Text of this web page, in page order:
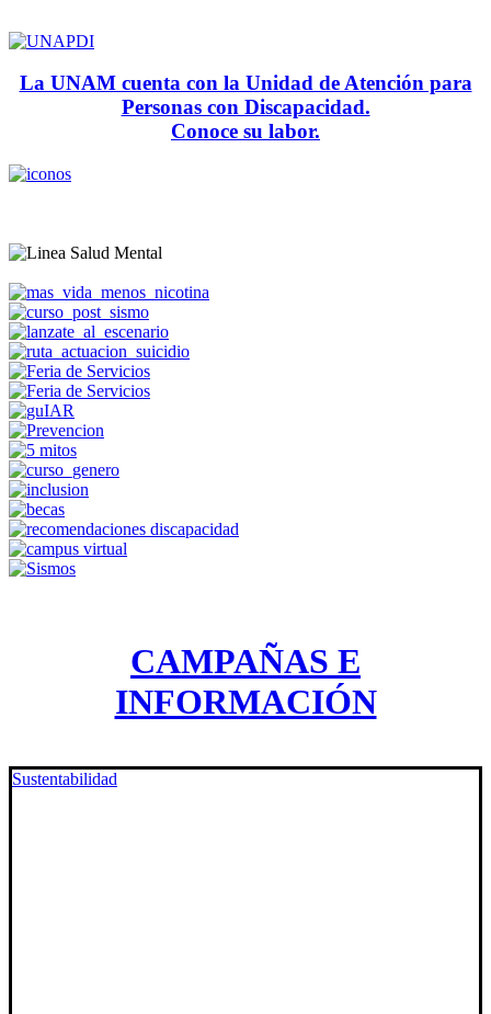
La UNAM cuenta con la Unidad de Atención para
Personas con Discapacidad.
Conoce su labor.
CAMPAÑAS E
INFORMACIÓN
Sustentabilidad